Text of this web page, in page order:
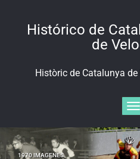
contenidoHistórico de
de
Històric de Catalunya
1970 IMAGENES